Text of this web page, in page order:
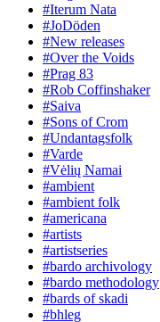
#Iterum Nata
#JoDöden
#New releases
#Over the Voids
#Prag 83
#Rob Coffinshaker
#Saiva
#Sons of Crom
#Undantagsfolk
#Varde
#Vėlių Namai
#ambient
#ambient folk
#americana
#artists
#artistseries
#bardo archivology
#bardo methodology
#bards of skadi
#bhleg